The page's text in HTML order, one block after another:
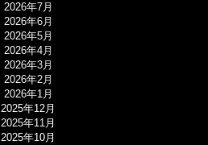
2026年7月
2026年6月
2026年5月
2026年4月
2026年3月
2026年2月
2026年1月
2025年12月
2025年11月
2025年10月